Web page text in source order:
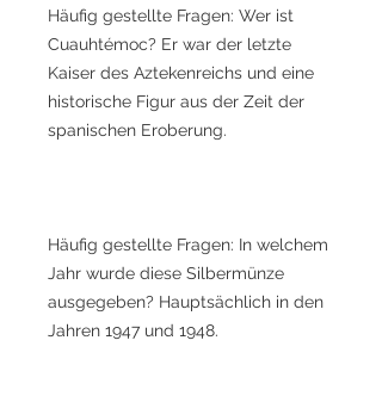
Häufig gestellte Fragen: Wer ist
Cuauhtémoc? Er war der letzte
Kaiser des Aztekenreichs und eine
historische Figur aus der Zeit der
spanischen Eroberung.
Häufig gestellte Fragen: In welchem
Jahr wurde diese Silbermünze
ausgegeben? Hauptsächlich in den
Jahren 1947 und 1948.